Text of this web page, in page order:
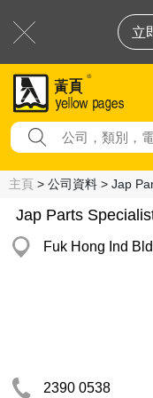
立
主頁 > 公司資料 > Jap
Jap Parts
Fuk Hong Ind
2390 0538